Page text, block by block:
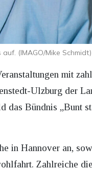
(IMAGO/Mike Schmidt)
mit
Ulzburg der
das Bündnis „Bunt
in Hannover an,
Zahlreiche